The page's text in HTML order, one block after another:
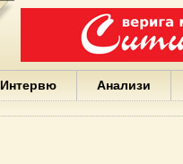
Варна
България
Портних
Facebook
ЕС
Борисов
Европа
Интервю Анализи